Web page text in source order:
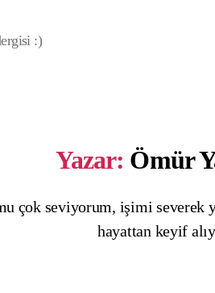
:)
Yazar: Ömür
çok seviyorum, işimi severek
hayattan keyif